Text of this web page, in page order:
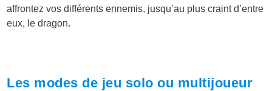
affrontez vos différents ennemis, jusqu’au plus craint d’entre
eux, le dragon.
Les modes de jeu solo ou multijoueur